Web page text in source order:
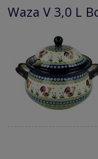
Waza V 3,0 L